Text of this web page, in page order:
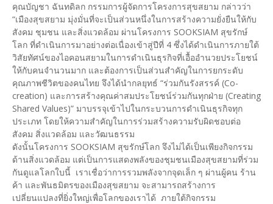
คุณบัญชา ฉันทดิลก กรรมการผู้จัดการโครงการสุขสยาม กล่าวว่า
“เมืองสุขสยาม มุ่งมั่นที่จะเป็นส่วนหนึ่งในการสร้างความยั่งยืนให้กับ
สังคม ชุมชน และสิ่งแวดล้อม ผ่านโครงการ SOOKSIAM สุขรักษ์
โลก ที่ดำเนินการมาอย่างต่อเนื่องเข้าสู่ปีที่ 4 ซึ่งได้ดำเนินการภายใต้
วิสัยทัศน์ของไอคอนสยามในการดำเนินธุรกิจที่เอื้ออำนวยประโยชน์
ให้กับคนจำนวนมาก และต้องการเป็นส่วนสำคัญในการยกระดับ
คุณภาพชีวิตของคนไทย จึงได้นำกลยุทธ์ “ร่วมกันรังสรรค์ (Co-
creation) และการสร้างคุณค่าสมประโยชน์ร่วมกันทุกฝ่าย (Creating
Shared Values)” มาบรรจุเข้าไปในกระบวนการดำเนินธุรกิจทุก
ประเภท โดยให้ความสำคัญในการร่วมสร้างความรับผิดชอบต่อ
สังคม สิ่งแวดล้อม และวัฒนธรรม
ดังนั้นโครงการ SOOKSIAM สุขรักษ์โลก จึงไม่ได้เป็นเพียงกิจกรรม
ด้านสิ่งแวดล้อม แต่เป็นการแสดงพลังของชุมชนเมืองสุขสยามที่ร่วม
กันดูแลโลกใบนี้ เราเชื่อว่าการรวมพลังจากจุดเล็ก ๆ ผ่านผู้คน ร้าน
ค้า และพันธมิตรของเมืองสุขสยาม จะสามารถสร้างการ
เปลี่ยนแปลงที่ยิ่งใหญ่เพื่อโลกของเราได้ ภายใต้กิจกรรม